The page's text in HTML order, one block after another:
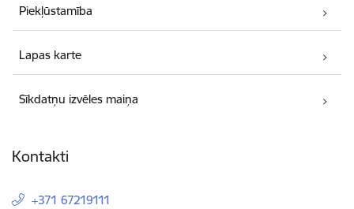
Piekļūstamība
Lapas karte
Sīkdatņu izvēles maiņa
Kontakti
+371 67219111